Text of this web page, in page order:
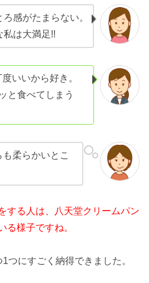
感がたまらない。
私は大満足!!
いいから好き。
と食べてしまう
柔らかいとこ
する人は、八天堂クリームパン
る様子ですね。
つにすごく納得できました。